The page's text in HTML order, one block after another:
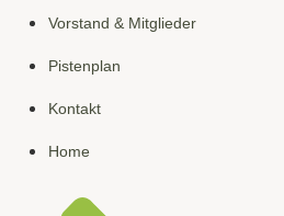
Vorstand & Mitglieder
Pistenplan
Kontakt
Home